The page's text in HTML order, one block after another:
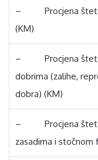
– Procjena štete
(KM)
– Procjena štete
dobrima (zalihe,
dobra) (KM)
– Procjena štete
zasadima i stočnom